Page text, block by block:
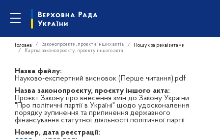
Головна Законопроєкти, проєкти інших актів
Пошук за реквізитами
Картка законопроєкту, проєкту іншого акта
Назва файлу:
Науково-експертний висновок (Перше читання).pdf
Назва законопроєкту, проєкту іншого акта:
Проєкт Закону про внесення змін до Закону України
"Про політичні партії в Україні" щодо удосконалення
порядку зупинення та припинення державного
фінансування статутної діяльності політичної партії
Номер, дата реєстрації: